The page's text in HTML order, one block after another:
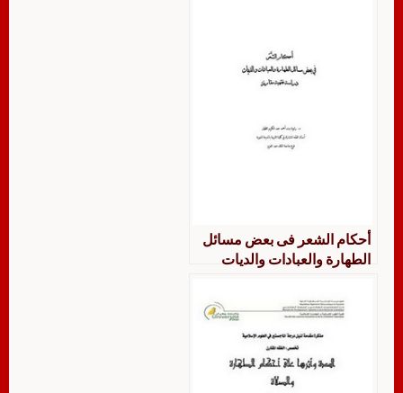
أحكام الشعر فى بعض مسائل
الطهارة والعبادات والديات